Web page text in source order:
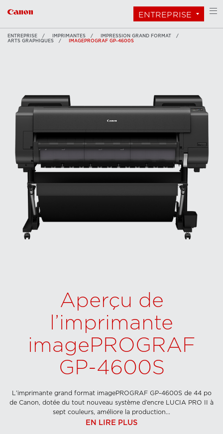
ENTREPRISE
ENTREPRISE IMPRIMANTES
IMPRESSION GRAND FORMAT
ARTS GRAPHIQUES
IMAGEPROGRAF GP-4600S
Aperçu de
l’imprimante
imagePROGRAF
GP-4600S
L’imprimante grand format imagePROGRAF GP-4600S de 44 po
de Canon, dotée du tout nouveau système d’encre LUCIA PRO II à
sept couleurs, améliore la production...
EN LIRE PLUS